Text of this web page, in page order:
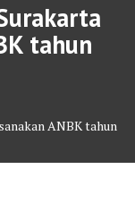
tahun
ANBK tahun